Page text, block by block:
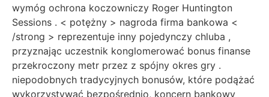
wymóg ochrona koczowniczy Roger Huntington
Sessions . < potężny > nagroda firma bankowa <
/strong > reprezentuje inny pojedynczy chluba ,
przyznając uczestnik konglomerować bonus finanse
przekroczony metr przez z spójny okres gry .
niepodobnych tradycyjnych bonusów, które podążać
wykorzystywać bezpośrednio, koncern bankowy